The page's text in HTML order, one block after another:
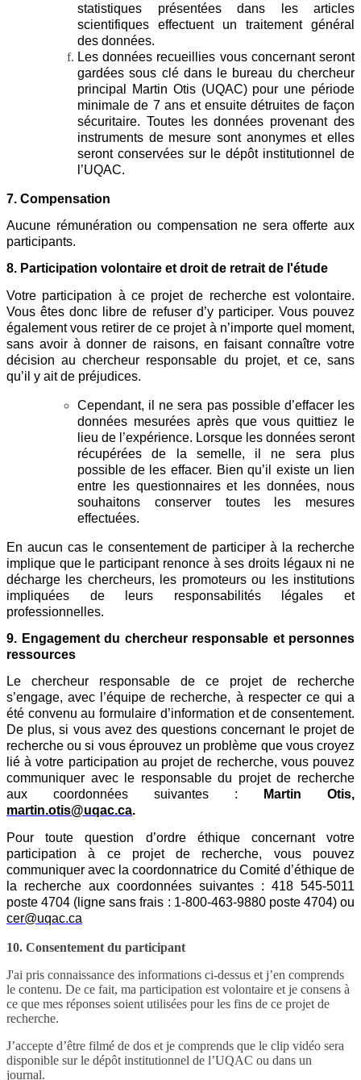
statistiques présentées dans les articles
scientifiques effectuent un traitement général
des données.
Les données recueillies vous concernant seront
gardées sous clé dans le bureau du chercheur
principal Martin Otis (UQAC) pour une période
minimale de 7 ans et ensuite détruites de façon
sécuritaire. Toutes les données provenant des
instruments de mesure sont anonymes et elles
seront conservées sur le dépôt institutionnel de
l’UQAC.
7. Compensation
Aucune rémunération ou compensation ne sera offerte aux
participants.
8. Participation volontaire et droit de retrait de l'étude
Votre participation à ce projet de recherche est volontaire.
Vous êtes donc libre de refuser d’y participer. Vous pouvez
également vous retirer de ce projet à n’importe quel moment,
sans avoir à donner de raisons, en faisant connaître votre
décision au chercheur responsable du projet, et ce, sans
qu’il y ait de préjudices.
Cependant, il ne sera pas possible d’effacer les
données mesurées après que vous quittiez le
lieu de l’expérience. Lorsque les données seront
récupérées de la semelle, il ne sera plus
possible de les effacer. Bien qu’il existe un lien
entre les questionnaires et les données, nous
souhaitons conserver toutes les mesures
effectuées.
En aucun cas le consentement de participer à la recherche
implique que le participant renonce à ses droits légaux ni ne
décharge les chercheurs, les promoteurs ou les institutions
impliquées de leurs responsabilités légales et
professionnelles.
9. Engagement du chercheur responsable et personnes
ressources
Le chercheur responsable de ce projet de recherche
s’engage, avec l’équipe de recherche, à respecter ce qui a
été convenu au formulaire d’information et de consentement.
De plus, si vous avez des questions concernant le projet de
recherche ou si vous éprouvez un problème que vous croyez
lié à votre participation au projet de recherche, vous pouvez
communiquer avec le responsable du projet de recherche
aux coordonnées suivantes :
Martin Otis,
martin.otis@uqac.ca.
Pour toute question d’ordre éthique concernant votre
participation à ce projet de recherche, vous pouvez
communiquer avec la coordonnatrice du Comité d’éthique de
la recherche aux coordonnées suivantes : 418 545-5011
poste 4704 (ligne sans frais : 1-800-463-9880 poste 4704) ou
cer@uqac.ca
10. Consentement du participant
J'ai pris connaissance des informations ci-dessus et j’en comprends
le contenu. De ce fait, ma participation est volontaire et je consens à
ce que mes réponses soient utilisées pour les fins de ce projet de
recherche.
J’accepte d’être filmé de dos et je comprends que le clip vidéo sera
disponible sur le dépôt institutionnel de l’UQAC ou dans un
journal.